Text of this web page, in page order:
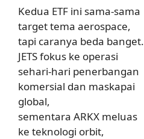
Kedua ETF ini sama-sama
target tema aerospace,
tapi caranya beda banget.
JETS fokus ke operasi
sehari-hari penerbangan
komersial dan maskapai
global,
sementara ARKX meluas
ke teknologi orbit,